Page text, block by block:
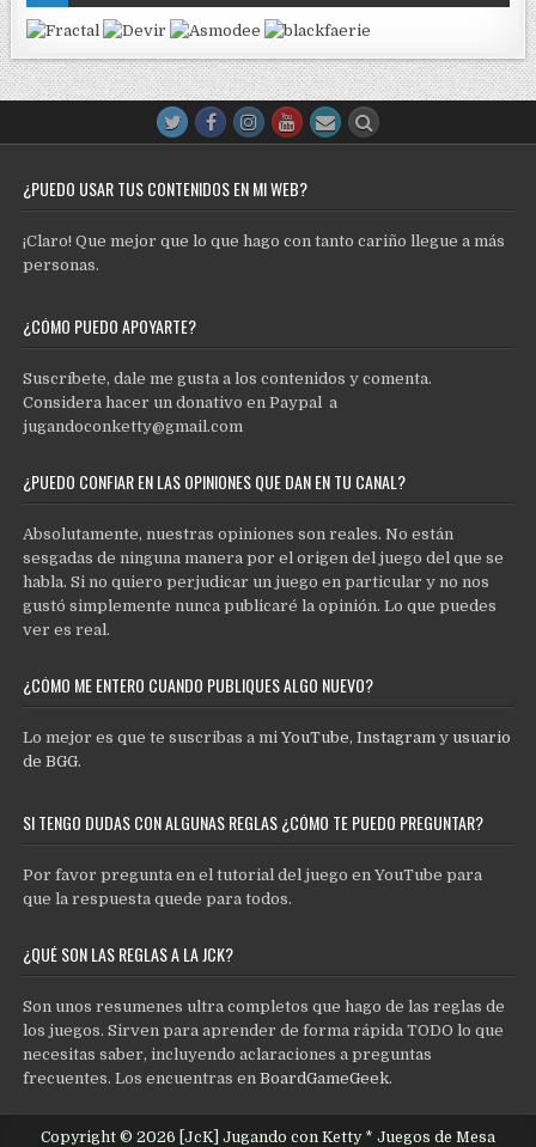
¿PUEDO USAR TUS CONTENIDOS EN MI WEB?
¡Claro! Que mejor que lo que hago con tanto cariño llegue a más
personas.
¿CÓMO PUEDO APOYARTE?
Suscríbete, dale me gusta a los contenidos y comenta.
Considera hacer un donativo en Paypal a
jugandoconketty@gmail.com
¿PUEDO CONFIAR EN LAS OPINIONES QUE DAN EN TU CANAL?
Absolutamente, nuestras opiniones son reales. No están
sesgadas de ninguna manera por el origen del juego del que se
habla. Si no quiero perjudicar un juego en particular y no nos
gustó simplemente nunca publicaré la opinión. Lo que puedes
ver es real.
¿CÓMO ME ENTERO CUANDO PUBLIQUES ALGO NUEVO?
Lo mejor es que te suscribas a miYouTube,Instagram y usuario
de BGG.
SI TENGO DUDAS CON ALGUNAS REGLAS ¿CÓMO TE PUEDO PREGUNTAR?
Por favor pregunta en el tutorial del juego en YouTube para
que la respuesta quede para todos.
¿QUÉ SON LAS REGLAS A LA JCK?
Son unos resumenes ultra completos que hago de las reglas de
los juegos. Sirven para aprender de forma rápida TODO lo que
necesitas saber, incluyendo aclaraciones a preguntas
frecuentes. Los encuentras enBoardGameGeek.
Copyright © 2026 [JcK] Jugando con Ketty * Juegos de Mesa